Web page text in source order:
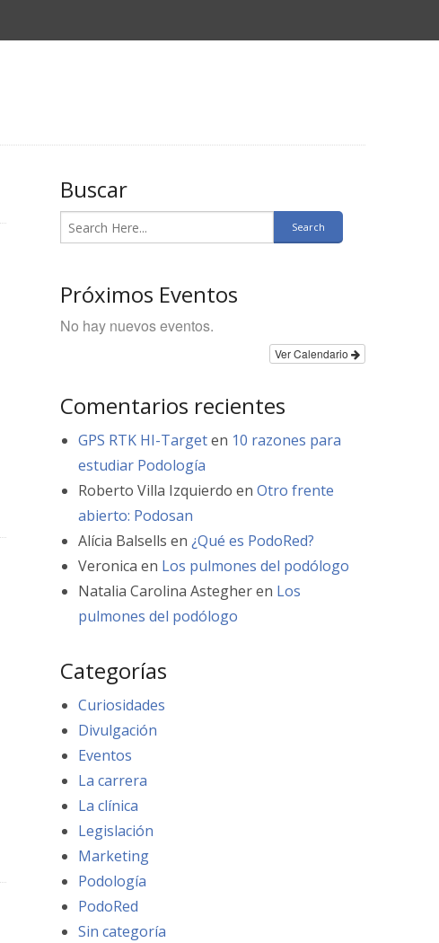
Buscar
Próximos Eventos
No hay nuevos eventos.
Ver Calendario
Comentarios recientes
GPS RTK HI-Targeten 10 razones para
estudiar Podología
Roberto Villa Izquierdo enOtro frente
abierto: Podosan
Alícia Balsells en¿Qué es PodoRed?
Veronica en Los pulmones del podólogo
Natalia Carolina Astegheren Los
pulmones del podólogo
Categorías
Curiosidades
Divulgación
Eventos
La carrera
La clínica
Legislación
Marketing
Podología
PodoRed
Sin categoría